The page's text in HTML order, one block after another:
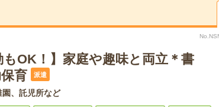
もOK！】家庭や趣味と両立＊書
育
派遣
、託児所など